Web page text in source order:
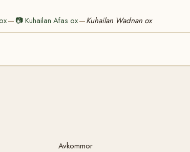
— 📷Kuhailan Afas ox—Kuhailan Wadnan ox
Avkommor